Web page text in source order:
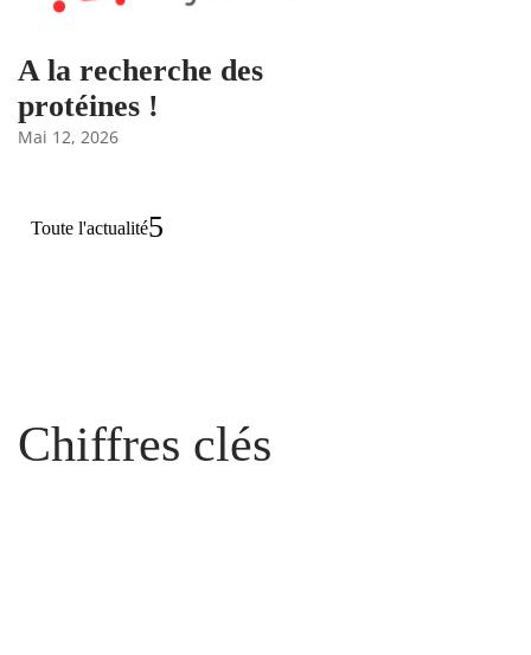
A la recherche des
protéines !
Mai 12, 2026
Toute l'actualité
Chiffres clés